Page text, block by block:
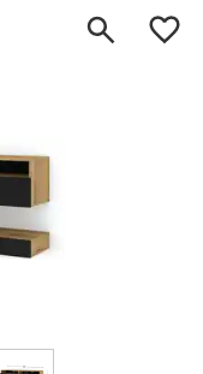
0